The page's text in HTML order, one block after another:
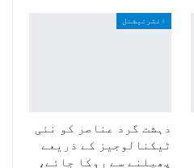
انٹرنیشنل
دہشت گرد عناصر کو نئی
ٹیکنالوجیز کے ذریعے
پھیلنے سے روکا جائے،